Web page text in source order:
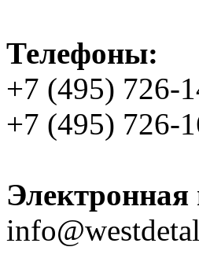
Телефоны:
+7 (495) 726-
+7 (495) 726-
Электронная